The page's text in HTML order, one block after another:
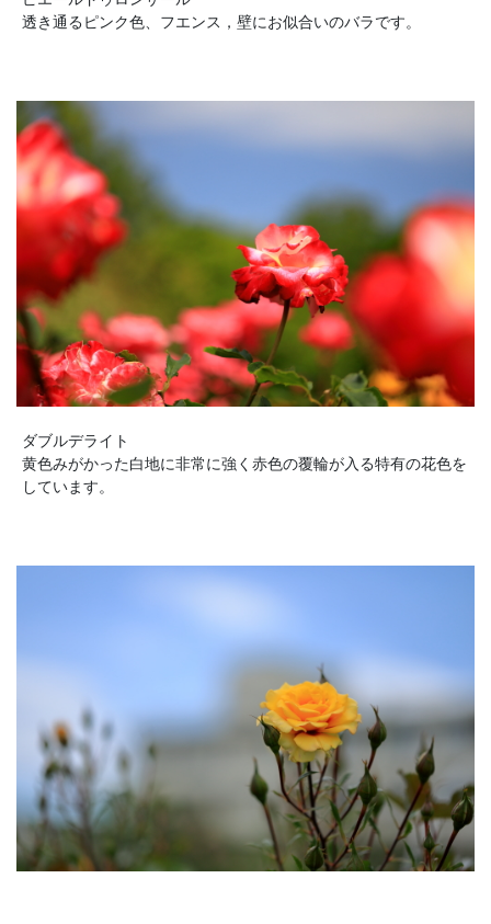
透き通るピンク色、フエンス，壁にお似合いのバラです。
ダブルデライト
黄色みがかった白地に非常に強く赤色の覆輪が入る特有の花色を
しています。